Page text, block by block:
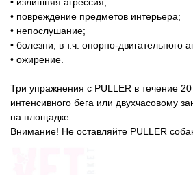
• повреждение предметов интерьера;
• непослушание;
• болезни, в т.ч. опорно-двигательного
• ожирение.
Три упражнения с PULLER в течение
интенсивного бега или двухчасовому
на площадке.
Внимание! Не оставляйте PULLER